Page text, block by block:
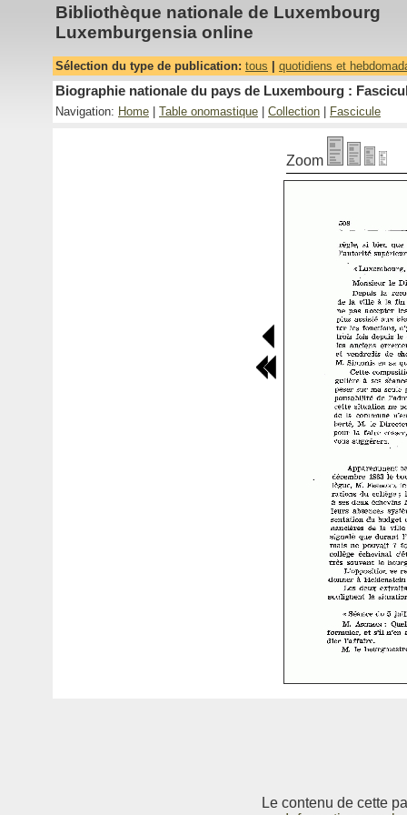
Bibliothèque nationale de Luxembourg
Luxemburgensia online
Sélection du type de publication: tous quotidiens et
Biographie nationale du pays de Luxembourg :
Navigation: Home Table onomastique Collection Fascicule
Zoom
Le contenu de cette